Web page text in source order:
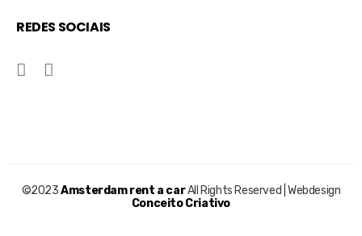
REDES SOCIAIS
©2023Amsterdam rent a carAll Rights Reserved | Webdesign
Conceito Criativo